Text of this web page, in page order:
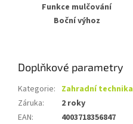
Funkce mulčování
Boční výhoz
Doplňkové parametry
Kategorie: Zahradní technika
Záruka:
2 roky
EAN: 4003718356847